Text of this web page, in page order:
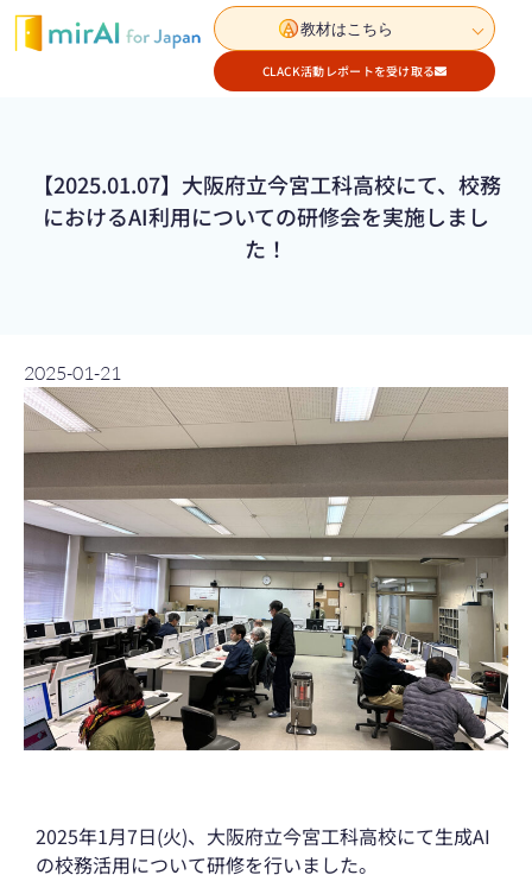
教材はこちら
CLACK活動レポートを受け取る
【2025.01.07】大阪府立今宮工科高校にて、校務
におけるAI利用についての研修会を実施しまし
た！
2025-01-21
2025年1月7日(火)、大阪府立今宮工科高校にて生成AI
の校務活用について研修を行いました。